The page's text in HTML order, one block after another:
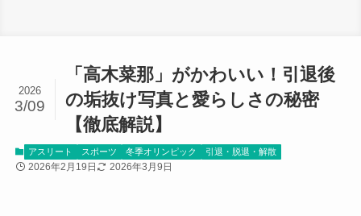
「高木菜那」がかわいい！引退後
の垢抜け写真と愛らしさの秘密
【徹底解説】
2026
3/09
アスリート スポーツ 冬季オリンピック 引退・脱退・解散
2026年2月19日 2026年3月9日